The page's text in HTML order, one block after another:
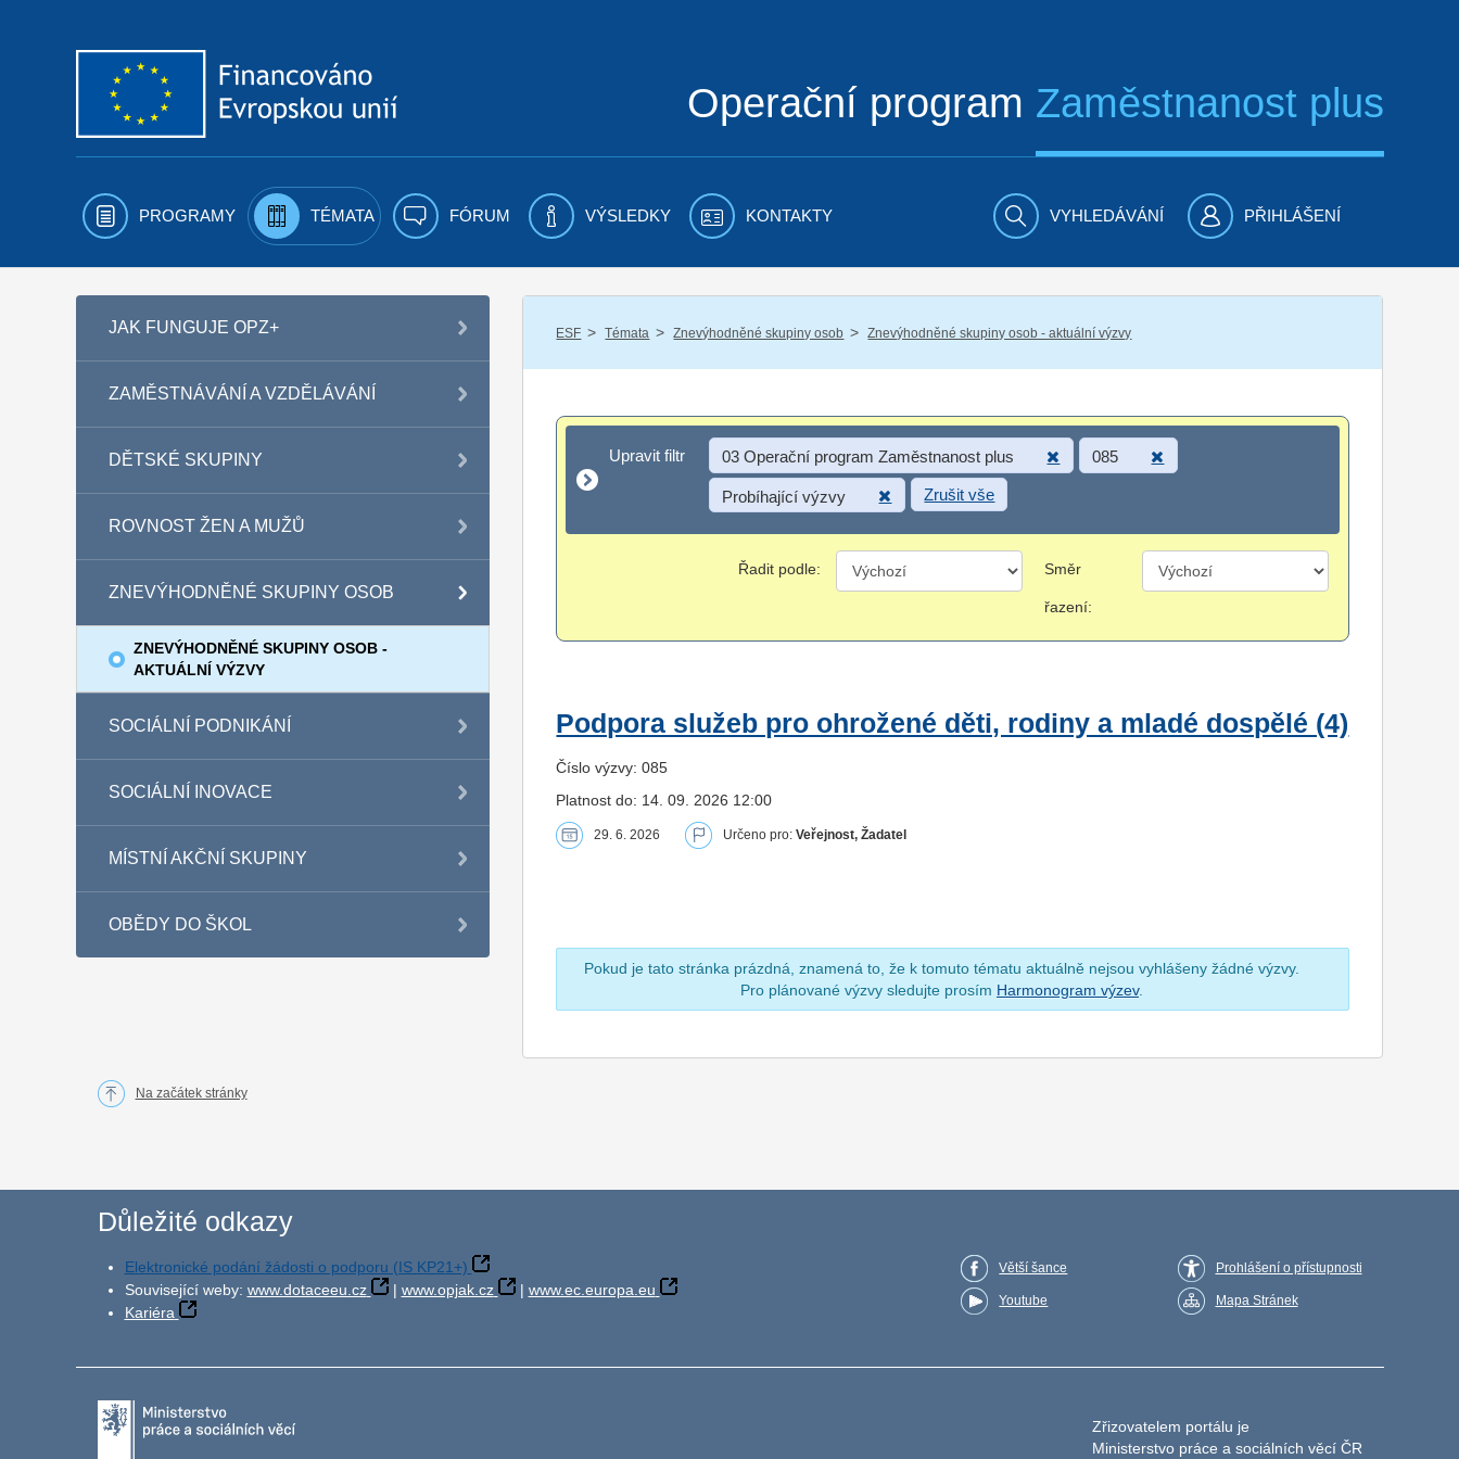
Operační program Zaměstnanost plus
PROGRAMY TÉMATA FÓRUM VÝSLEDKY KONTAKTY VYHLEDÁVÁNÍ PŘIHLÁŠENÍ
JAK FUNGUJE OPZ+
ZAMĚSTNÁVÁNÍ A VZDĚLÁVÁNÍ
DĚTSKÉ SKUPINY
ROVNOST ŽEN A MUŽŮ
ZNEVÝHODNĚNÉ SKUPINY OSOB
ZNEVÝHODNĚNÉ SKUPINY OSOB -
AKTUÁLNÍ VÝZVY
SOCIÁLNÍ PODNIKÁNÍ
SOCIÁLNÍ INOVACE
MÍSTNÍ AKČNÍ SKUPINY
OBĚDY DO ŠKOL
ESF / Témata / Znevýhodněné skupiny osob / Znevýhodněné skupiny osob - aktuální výzvy
Upravit filtr
Upravit filtr 03 Operační program Zaměstnanost plus 085
Probíhající výzvy Zrušit vše
Řadit podle: Směr
řazení:
Podpora služeb pro ohrožené děti, rodiny a mladé dospělé (4)
Číslo výzvy: 085
Platnost do: 14. 09. 2026 12:00
29. 6. 2026 Určeno pro:Veřejnost, Žadatel
Pokud je tato stránka prázdná, znamená to, že k tomuto tématu aktuálně nejsou vyhlášeny žádné výzvy.
Pro plánované výzvy sledujte prosím Harmonogram výzev.
Na začátek stránky
Důležité odkazy
Elektronické podání žádosti o podporu (IS KP21+)
Související weby: www.dotaceeu.cz | www.opjak.cz | www.ec.europa.eu
Kariéra
Větší šance
Youtube
Prohlášení o přístupnosti
Mapa Stránek
Zřizovatelem portálu je
Ministerstvo práce a sociálních věcí ČR